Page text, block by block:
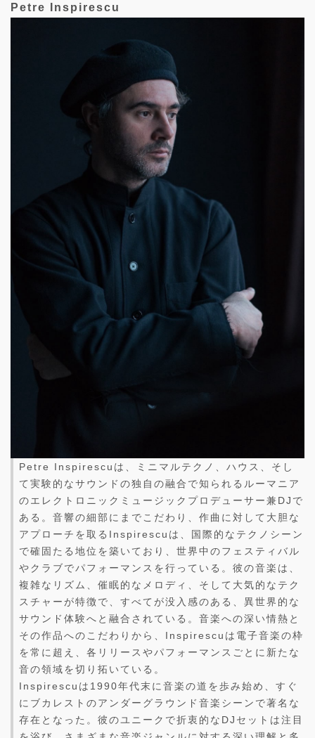
Petre Inspirescu
Petre Inspirescuは、ミニマルテクノ、ハウス、そし
て実験的なサウンドの独自の融合で知られるルーマニア
のエレクトロニックミュージックプロデューサー兼DJで
ある。音響の細部にまでこだわり、作曲に対して大胆な
アプローチを取るInspirescuは、国際的なテクノシーン
で確固たる地位を築いており、世界中のフェスティバル
やクラブでパフォーマンスを行っている。彼の音楽は、
複雑なリズム、催眠的なメロディ、そして大気的なテク
スチャーが特徴で、すべてが没入感のある、異世界的な
サウンド体験へと融合されている。音楽への深い情熱と
その作品へのこだわりから、Inspirescuは電子音楽の枠
を常に超え、各リリースやパフォーマンスごとに新たな
音の領域を切り拓いている。
Inspirescuは1990年代末に音楽の道を歩み始め、すぐ
にブカレストのアンダーグラウンド音楽シーンで著名な
存在となった。彼のユニークで折衷的なDJセットは注目